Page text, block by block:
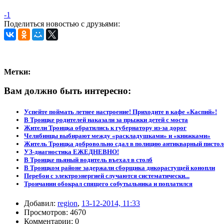
-1
Поделиться новостью с друзьями:
Метки:
Вам должно быть интересно:
Успейте поймать летнее настроение! Приходите в кафе «Каспий»!
В Троицке родителей наказали за прыжки детей с моста
Жители Троицка обратились к губернатору из-за дорог
Челябинцы выбирают между «раскладушками» и «книжками»
Житель Троицка добровольно сдал в полицию антикварный
УЗ-диагностика ЕЖЕДНЕВНО!
В Троицке пьяный водитель въехал в столб
В Троицком районе задержали сборщика дикорастущей конопли
Перебои с электроэнергией случаются систематически...
Троичанин обокрал спящего собутыльника и поплатился
Добавил: region, 13-12-2014, 11:33
Просмотров: 4670
Комментарии: 0